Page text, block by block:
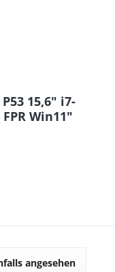
15,6" i7-
Win11"
angesehen